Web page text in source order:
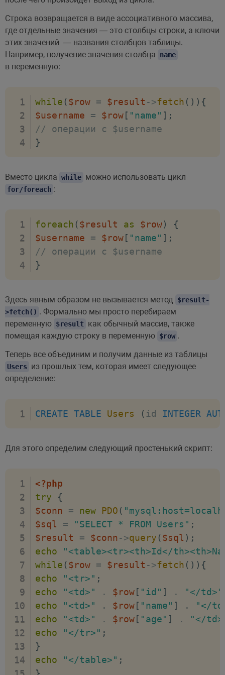
Строка возвращается в виде ассоциативного массива,
где отдельные значения — это столбцы строки, а ключи
этих значений — названия столбцов таблицы.
Например, получение значения столбца
name
в переменную:
while ($row = $result ->fetch ( ) ) {
$username
= $row[ "name" ] ;
// операции с $username
}
Вместо цикла while можно использовать цикл
for/foreach :
foreach ($result as $row)
{
$username
= $row[ "name" ] ;
// операции с $username
}
Здесь явным образом не вызывается метод
$result-
>fetch() . Формально мы просто перебираем
переменную $result как обычный массив, также
помещая каждую строку в переменную $row .
Теперь все объединим и получим данные из таблицы
Users из прошлых тем, которая имеет следующее
определение:
CREATE TABLE Users (id INTEGER
Для этого определим следующий простенький скрипт:
<?php
try
{
$conn
= new PDO (
$sql
= "SELECT * FROM Users" ;
$result
= $conn->query ($sql ) ;
echo
"<table><tr><th>Id</
while ($row = $result ->fetch ( ) ) {
echo
"<tr>" ;
echo
"<td>" . $row[ "id" ] . "</td>"
echo
"<td>" . $row[ "name" ] .
"</
echo
"<td>" . $row[ "age" ] .
"</
echo
"</tr>" ;
}
echo
"</table>" ;